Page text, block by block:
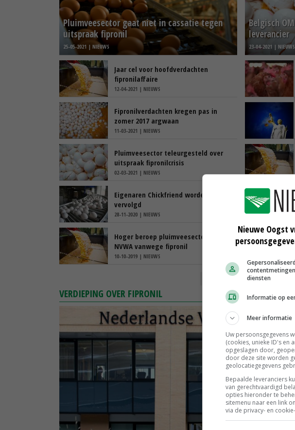
Pluimveesector gaat niet in cassatie tegen
uitspraak fipronil
25-05-2021 | NIEUWS
Belgisch
leverancier
23-04-2021 | NIEUWS
Jaar cel voor hoofdverdachten
fipronilaffaire
12-04-2021 | NIEUWS
Fipronilverdachten kregen pas in
zomer 2017 argwaan
11-03-2021 | NIEUWS
Pluimveesector teleurgesteld over
uitspraak fipronilcrisis
02-03-2021 | NIEUWS
Eigenaren Chickfriend worden
vervolgd
28-11-2020 | NIEUWS
Hoger beroep pluimveesector tegen
NVWA vanwege fipronil
10-10-2019 | NIEUWS
MEER NIEUWS
VERDIEPING OVER FIPRONIL
Nieuwe Oogst
diensten
Informatie op
Meer informatie
Uw persoonsgegevens
(cookies, unieke ID's en
opgeslagen door,
door deze site worden
geolocatiegegevens
Bepaalde leveranciers
van gerechtvaardigd
opties hieronder te
sitemenu naar een link
via de privacy- en